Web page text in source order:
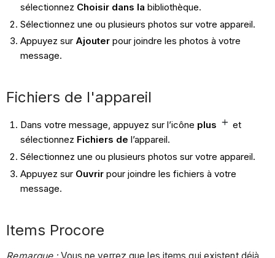
sélectionnez Choisir dans la bibliothèque.
Sélectionnez une ou plusieurs photos sur votre appareil.
Appuyez sur Ajouterpour joindre les photos à votre
message.
Fichiers de l'appareil
Dans votre message, appuyez sur l’icône plus
et
sélectionnez Fichiers de l’appareil.
Sélectionnez une ou plusieurs photos sur votre appareil.
Appuyez sur Ouvrirpour joindre les fichiers à votre
message.
Items Procore